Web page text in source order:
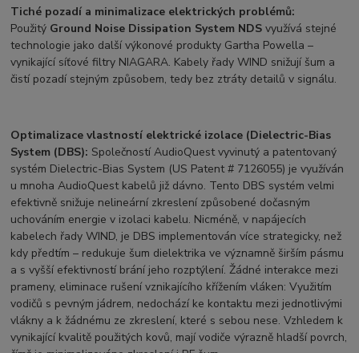
Tiché pozadí a minimalizace elektrických problémů:
Použitý Ground Noise Dissipation System NDS využívá stejné
technologie jako další výkonové produkty Gartha Powella –
vynikající síťové filtry NIAGARA. Kabely řady WIND snižují šum a
čistí pozadí stejným způsobem, tedy bez ztráty detailů v signálu.
Optimalizace vlastností elektrické izolace (Dielectric-Bias
System (DBS): Společností AudioQuest vyvinutý a patentovaný
systém Dielectric-Bias System (US Patent # 7126055) je využíván
u mnoha AudioQuest kabelů již dávno. Tento DBS systém velmi
efektivně snižuje nelineární zkreslení způsobené dočasným
uchováním energie v izolaci kabelu. Nicméně, v napájecích
kabelech řady WIND, je DBS implementován více strategicky, než
kdy předtím – redukuje šum dielektrika ve významně širším pásmu
a s vyšší efektivností brání jeho rozptýlení. Žádné interakce mezi
prameny, eliminace rušení vznikajícího křížením vláken: Využitím
vodičů s pevným jádrem, nedochází ke kontaktu mezi jednotlivými
vlákny a k žádnému ze zkreslení, které s sebou nese. Vzhledem k
vynikající kvalitě použitých kovů, mají vodiče výrazně hladší povrch,